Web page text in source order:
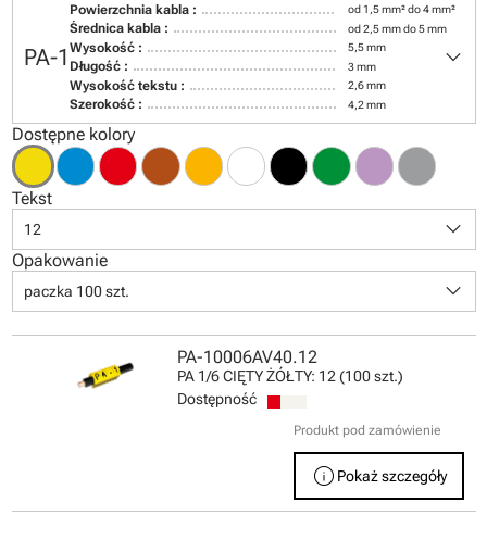
PA-1
Powierzchnia kabla : od 1,5 mm² do 4 mm²
Średnica kabla : od 2,5 mm do 5 mm
Wysokość : 5,5 mm
Długość : 3 mm
Wysokość tekstu : 2,6 mm
Szerokość : 4,2 mm
keyboard_arrow_down
Dostępne kolory
Tekst
12 keyboard_arrow_down
Opakowanie
paczka 100 szt. keyboard_arrow_down
PA-10006AV40.12
PA 1/6 CIĘTY ŻÓŁTY: 12 (100 szt.)
Dostępność
Produkt pod zamówienie
info Pokaż szczegóły